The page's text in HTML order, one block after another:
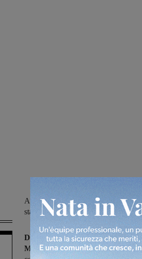
A intervenire dopo la denuncia del
stati i carabinieri della stazione di
Denunciato per ricettazione dai
Montevarchi.Dopo aver ricevuto la